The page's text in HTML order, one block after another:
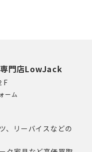
専門店LowJack
F
ーム
、リーバイスなどの